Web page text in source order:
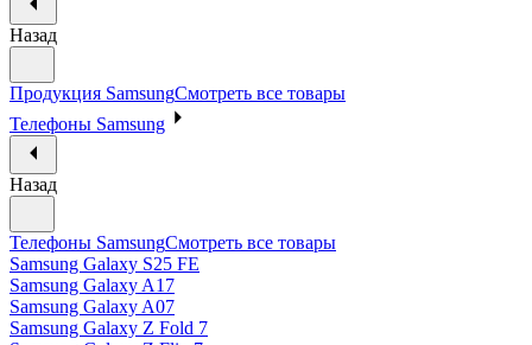
Назад
Продукция SamsungСмотреть все товары
Телефоны Samsung
Назад
Телефоны SamsungСмотреть все товары
Samsung Galaxy S25 FE
Samsung Galaxy A17
Samsung Galaxy A07
Samsung Galaxy Z Fold 7